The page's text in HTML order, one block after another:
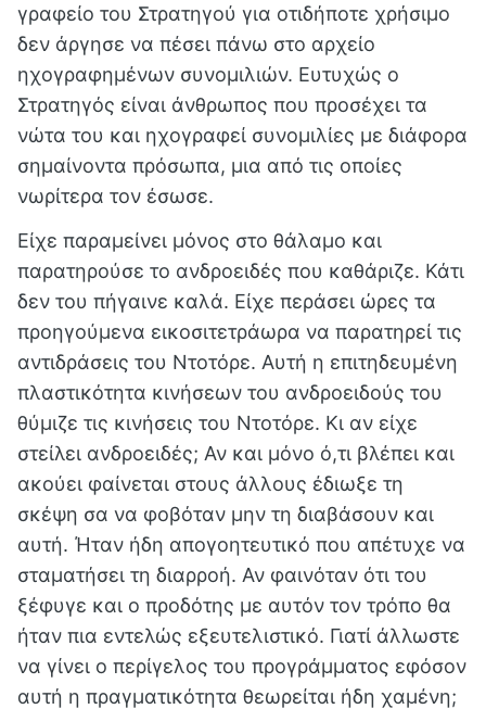
γραφείο του Στρατηγού για οτιδήποτε χρήσιμο
δεν άργησε να πέσει πάνω στο αρχείο
ηχογραφημένων συνομιλιών. Ευτυχώς ο
Στρατηγός είναι άνθρωπος που προσέχει τα
νώτα του και ηχογραφεί συνομιλίες με διάφορα
σημαίνοντα πρόσωπα, μια από τις οποίες
νωρίτερα τον έσωσε.
Είχε παραμείνει μόνος στο θάλαμο και
παρατηρούσε το ανδροειδές που καθάριζε. Κάτι
δεν του πήγαινε καλά. Είχε περάσει ώρες τα
προηγούμενα εικοσιτετράωρα να παρατηρεί τις
αντιδράσεις του Ντοτόρε. Αυτή η επιτηδευμένη
πλαστικότητα κινήσεων του ανδροειδούς του
θύμιζε τις κινήσεις του Ντοτόρε. Κι αν είχε
στείλει ανδροειδές; Αν και μόνο ό,τι βλέπει και
ακούει φαίνεται στους άλλους έδιωξε τη
σκέψη σα να φοβόταν μην τη διαβάσουν και
αυτή. Ήταν ήδη απογοητευτικό που απέτυχε να
σταματήσει τη διαρροή. Αν φαινόταν ότι του
ξέφυγε και ο προδότης με αυτόν τον τρόπο θα
ήταν πια εντελώς εξευτελιστικό. Γιατί άλλωστε
να γίνει ο περίγελος του προγράμματος εφόσον
αυτή η πραγματικότητα θεωρείται ήδη χαμένη;